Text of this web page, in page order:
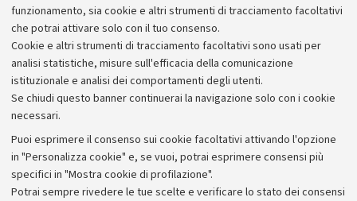
funzionamento, sia cookie e altri strumenti di tracciamento facoltativi
che potrai attivare solo con il tuo consenso.
Cookie e altri strumenti di tracciamento facoltativi sono usati per
analisi statistiche, misure sull'efficacia della comunicazione
istituzionale e analisi dei comportamenti degli utenti.
Se chiudi questo banner continuerai la navigazione solo con i cookie
necessari.
Puoi esprimere il consenso sui cookie facoltativi attivando l'opzione
in "Personalizza cookie" e, se vuoi, potrai esprimere consensi più
specifici in "Mostra cookie di profilazione".
Potrai sempre rivedere le tue scelte e verificare lo stato dei consensi
Poli: edilizia tra laboratori e studentati
Archivio
Comunicati stampa
Redazione